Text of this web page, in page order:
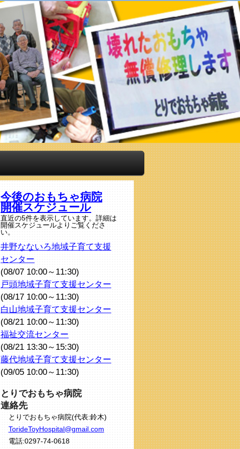
今後のおもちゃ病院
開催スケジュール
直近の5件を表示しています。詳細は
開催スケジュールよりご覧くださ
い。
井野なないろ地域子育て支援
センター
(08/07 10:00～11:30)
戸頭地域子育て支援センター
(08/17 10:00～11:30)
白山地域子育て支援センター
(08/21 10:00～11:30)
福祉交流センター
(08/21 13:30～15:30)
藤代地域子育て支援センター
(09/05 10:00～11:30)
とりでおもちゃ病院
連絡先
とりでおもちゃ病院(代表:鈴木)
TorideToyHospital@gmail.com
電話:0297-74-0618